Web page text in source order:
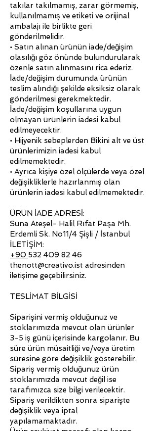
takılar takılmamış, zarar görmemiş,
kullanılmamış ve etiketi ve orijinal
ambalajı ile birlikte geri
gönderilmelidir.
• Satın alınan ürünün iade/değişim
olasılığı göz önünde bulundurularak
özenle satın alınmasını rica ederiz.
İade/değişim durumunda ürünün
teslim alındığı şekilde eksiksiz olarak
gönderilmesi gerekmektedir.
İade/değişim koşullarına uygun
olmayan ürünlerin iadesi kabul
edilmeyecektir.
• Hijyenik sebeplerden Bikini alt ve üst
ürünlerimizin iadesi kabul
edilmemektedir.
• Ayrıca kişiye özel ölçülerde veya özel
değişikliklerle hazırlanmış olan
ürünlerin iadesi kabul edilmemektedir.
ÜRÜN İADE ADRESİ:
Suna Ateşel- Halil Rıfat Paşa Mh.
Erdemli Sk. No11/4 Şişli / İstanbul
İLETİŞİM:
+90 532 409 82 46
thenott@creativo.ist adresinden
iletişime geçebilirsiniz.
TESLİMAT BİLGİSİ
Siparişini vermiş olduğunuz ve
stoklarımızda mevcut olan ürünler
3-5 iş günü içerisinde kargolanır. Bu
süre ürün müsaitliği ve/veya üretim
süresine göre değişiklik gösterebilir.
Sipariş vermiş olduğunuz ürün
stoklarımızda mevcut değil ise
tarafımızca size bilgi verilecektir.
Sipariş verildikten sonra siparişte
değişiklik veya iptal
yapılamamaktadır.